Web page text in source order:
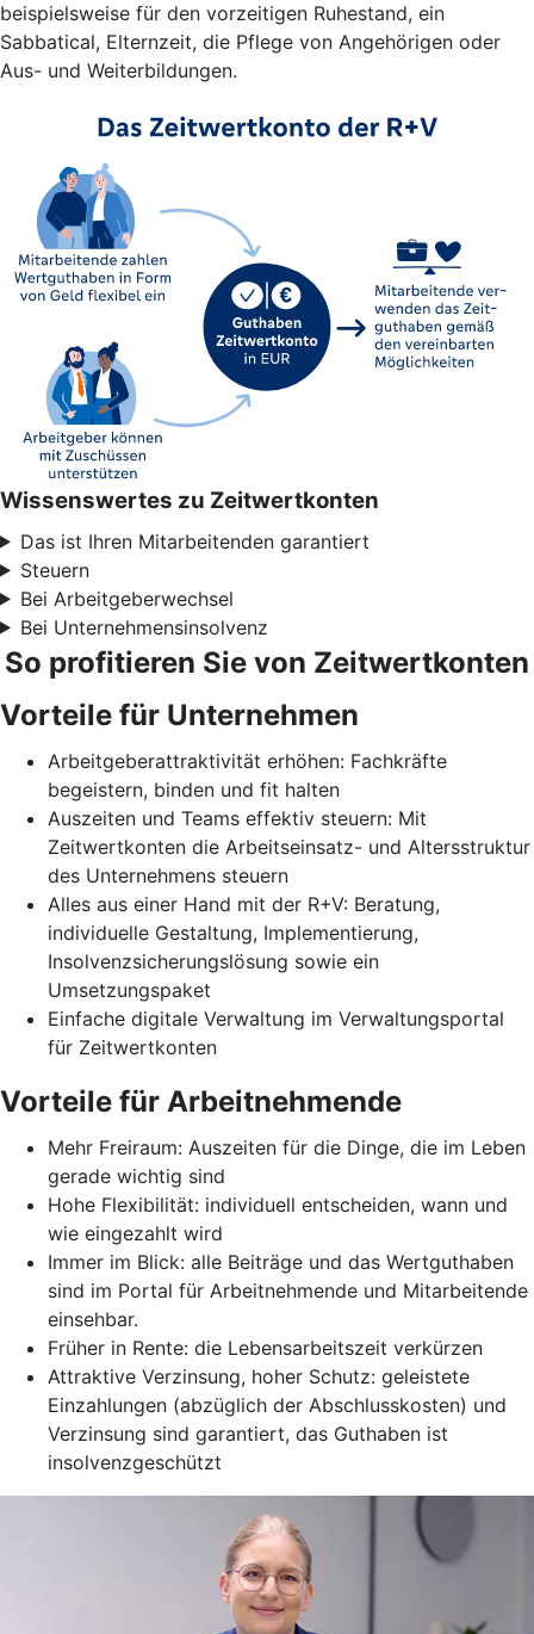
beispielsweise für den vorzeitigen Ruhestand, ein
Sabbatical, Elternzeit, die Pflege von Angehörigen oder
Aus- und Weiterbildungen.
Wissenswertes zu Zeitwertkonten
Das ist Ihren Mitarbeitenden garantiert
Steuern
Bei Arbeitgeberwechsel
Bei Unternehmensinsolvenz
So profitieren Sie von Zeitwertkonten
Vorteile für Unternehmen
Arbeitgeberattraktivität erhöhen: Fachkräfte
begeistern, binden und fit halten
Auszeiten und Teams effektiv steuern: Mit
Zeitwertkonten die Arbeitseinsatz- und Altersstruktur
des Unternehmens steuern
Alles aus einer Hand mit der R+V: Beratung,
individuelle Gestaltung, Implementierung,
Insolvenzsicherungslösung sowie ein
Umsetzungspaket
Einfache digitale Verwaltung im Verwaltungsportal
für Zeitwertkonten
Vorteile für Arbeitnehmende
Mehr Freiraum: Auszeiten für die Dinge, die im Leben
gerade wichtig sind
Hohe Flexibilität: individuell entscheiden, wann und
wie eingezahlt wird
Immer im Blick: alle Beiträge und das Wertguthaben
sind im Portal für Arbeitnehmende und Mitarbeitende
einsehbar.
Früher in Rente: die Lebensarbeitszeit verkürzen
Attraktive Verzinsung, hoher Schutz: geleistete
Einzahlungen (abzüglich der Abschlusskosten) und
Verzinsung sind garantiert, das Guthaben ist
insolvenzgeschützt